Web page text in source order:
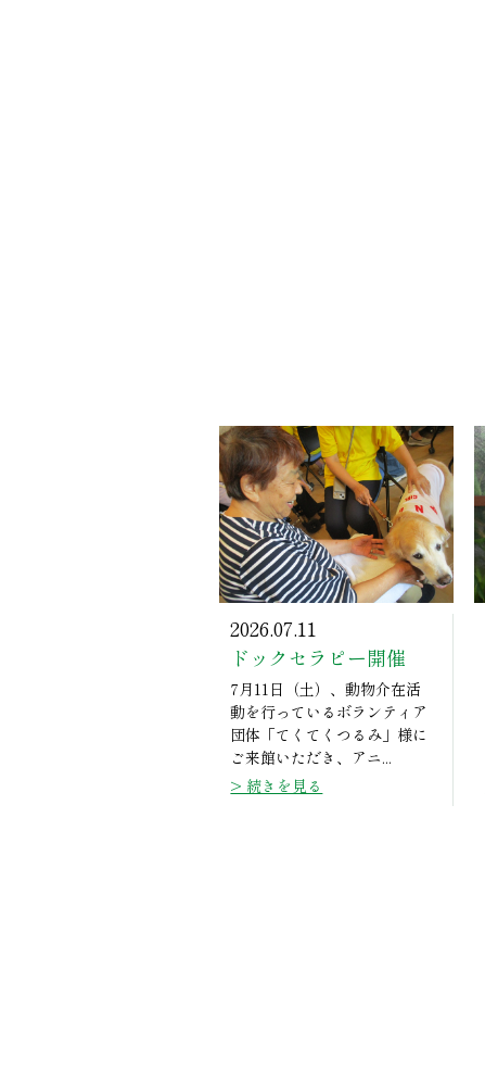
2026.07.11
ドックセラピー開催
7月11日（土）、動物介在活
動を行っているボランティア
団体「てくてくつるみ」様に
ご来館いただき、アニ...
> 続きを見る